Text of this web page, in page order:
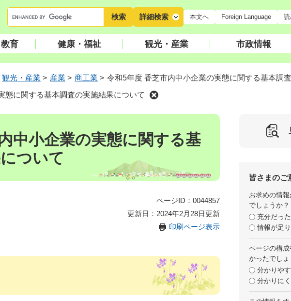
ー
ワ
ー
索
詳細検索 本文へ Foreign Language
育 健康・福祉 観光・産業 市政情報
観光・産業 > 産業 > 商工業 > 令和5年度 香芝市内中小企業の実態に関する基本調
態に関する基本調査の実施結果について
中小企業の実態に関する基
ついて
ページID：0044857
更新日：2024年2月28日更新
印刷ページ表示
皆さまのご
お求めの情
でしょうか？
充分だった
情報が足
ページの構
かったでしょ
分かりや
分かりに